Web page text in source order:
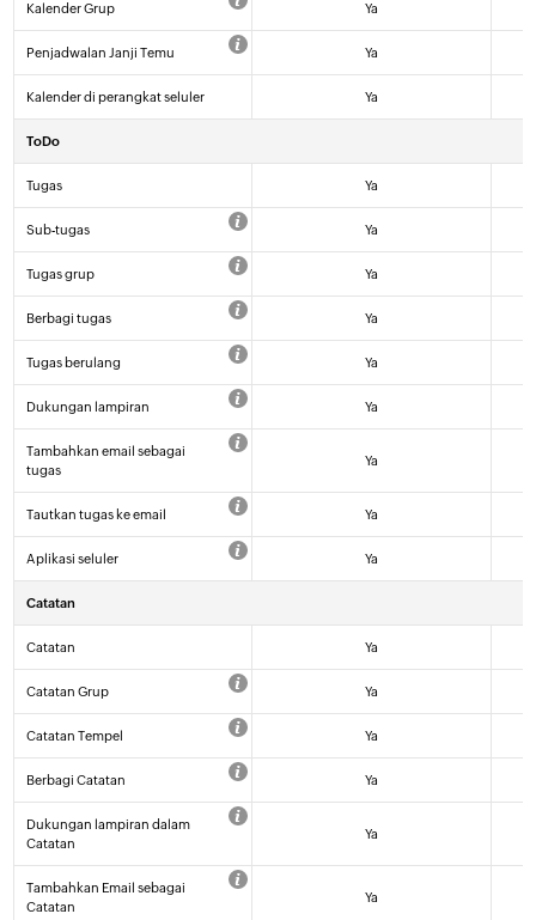
Kalender Grup Ya
Penjadwalan Janji Temu Ya
Kalender di perangkat seluler Ya
ToDo
Tugas Ya
Sub-tugas Ya
Tugas grup Ya
Berbagi tugas Ya
Tugas berulang Ya
Dukungan lampiran Ya
Tambahkan email sebagai
tugas
Ya
Tautkan tugas ke email Ya
Aplikasi seluler Ya
Catatan
Catatan Ya
Catatan Grup Ya
Catatan Tempel Ya
Berbagi Catatan Ya
Dukungan lampiran dalam
Catatan
Ya
Tambahkan Email sebagai
Catatan
Ya